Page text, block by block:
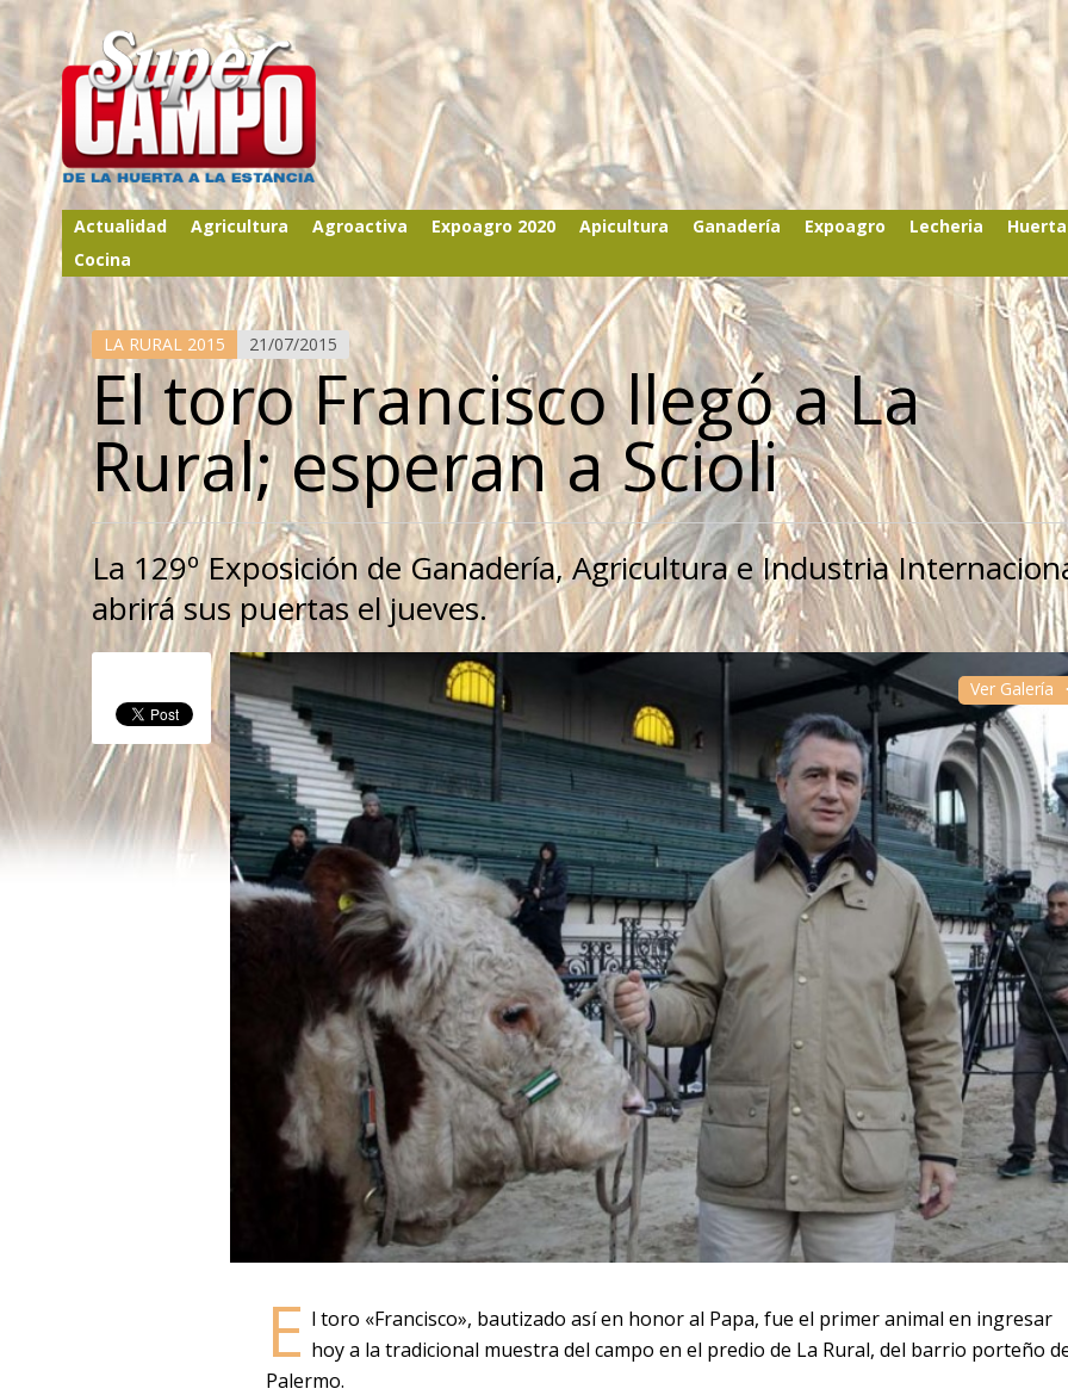
Actualidad Agricultura Agroactiva Expoagro 2020 Apicultura Ganadería Expoagro Lecheria
Cocina
LA RURAL 2015 21/07/2015
El toro Francisco llegó a La
Rural; esperan a Scioli
La 129º Exposición de Ganadería, Agricultura e Industria
abrirá sus puertas el jueves.
Ver Galería
E l toro «Francisco», bautizado así en honor al Papa, fue el primer animal en ingresar
hoy a la tradicional muestra del campo en el predio de La Rural, del barrio porteño
Palermo.